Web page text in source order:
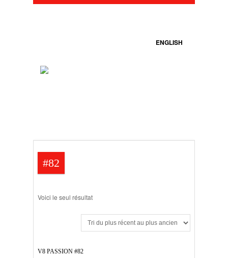
ENGLISH
#82
Voici le seul résultat
V8 PASSION #82